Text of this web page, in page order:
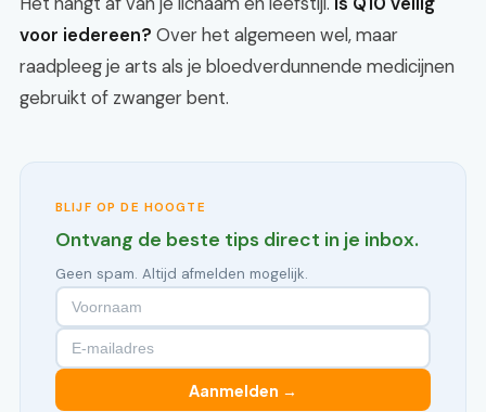
voor iedereen? Over het algemeen wel, maar
raadpleeg je arts als je bloedverdunnende medicijnen
gebruikt of zwanger bent.
BLIJF OP DE HOOGTE
Ontvang de beste tips direct in je inbox.
Geen spam. Altijd afmelden mogelijk.
Aanmelden →